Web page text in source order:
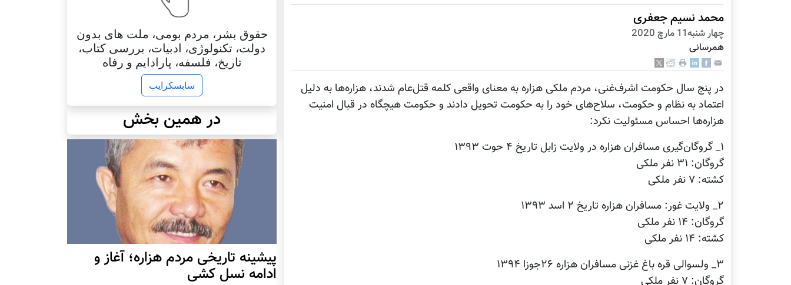
محمد نسيم جعفری
چهار شنبه11 مارچ 2020
همرسانی
در پنج سال حکومت اشرف‌غنی، مردم ملکی هزاره به معنای واقعی کلمه قتل‌عام شدند، هزاره‌ها به دلیل
اعتماد به نظام و حکومت، سلاح‌های خود را به حکومت تحویل دادند و حکومت هیچگاه در قبال امنیت
هزاره‌ها احساس مسئولیت نکرد:
۱_ گروگان‌گیری مسافران هزاره در ولایت زابل تاریخ ۴ حوت ۱۳۹۳
گروگان: ۳۱ نفر ملکی
کشته: ۷ نفر ملکی
۲_ ولایت غور: مسافران هزاره تاریخ ۲ اسد ۱۳۹۳
گروگان: ۱۴ نفر ملکی
کشته: ۱۴ نفر ملکی
۳_ ولسوالی قره باغ غزنی مسافران هزاره ۲۶جوزا ۱۳۹۴
گروگان: ۷ نفر ملکی
حقوق بشر، مردم بومی، ملت های بدون
دولت، تکنولوژی، ادبیات، بررسی کتاب،
تاریخ، فلسفه، پارادایم و رفاه
سابسکرایب
در همین بخش
پيشينه تاريخی مردم هزاره؛ آغاز و
ادامه نسل کشی